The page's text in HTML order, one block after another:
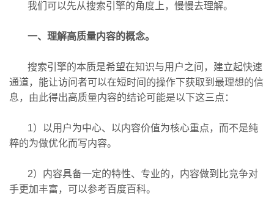
我们可以先从搜索引擎的角度上，慢慢去理解。
一、理解高质量内容的概念。
搜索引擎的本质是希望在知识与用户之间，建立起快速
通道，能让访问者可以在短时间的操作下获取到最理想的信
息，由此得出高质量内容的结论可能是以下这三点：
1）以用户为中心、以内容价值为核心重点，而不是纯
粹的为做优化而写内容。
2）内容具备一定的特性、专业的，内容做到比竞争对
手更加丰富，可以参考百度百科。